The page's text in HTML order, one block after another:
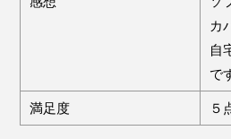
カ
自
で
満足度 ５